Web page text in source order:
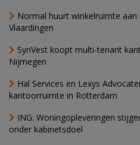
Normal huurt winkelruimte aan
Vlaardingen
SynVest koopt multi-tenant
Nijmegen
Hal Services en Lexys
kantoorruimte in Rotterdam
ING: Woningopleveringen
onder kabinetsdoel